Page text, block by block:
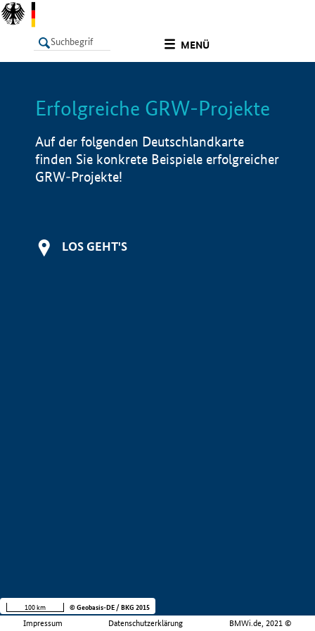
MENÜ
LISTE Info
Erfolgreiche GRW-Projekte
Auf der folgenden Deutschlandkarte
finden Sie konkrete Beispiele erfolgreicher
GRW-Projekte!
LOS GEHT'S
Impressum Datenschutzerklärung BMWi.de, 2021 ©
100 km © Geobasis-DE / BKG 2015